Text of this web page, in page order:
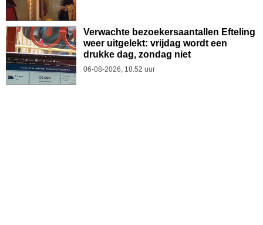
Verwachte bezoekersaantallen Efteling
weer uitgelekt: vrijdag wordt een
drukke dag, zondag niet
06-08-2026, 18.52 uur